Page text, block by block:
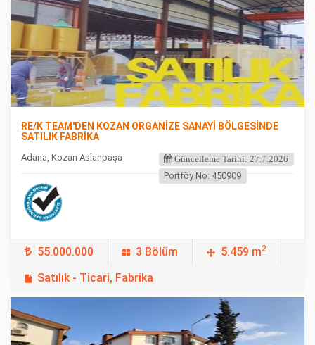
RE/K TEAM'DEN KOZAN ORGANİZE SANAYİ BÖLGESİNDE
SATILIK FABRİKA
Adana, Kozan Aslanpaşa Güncelleme Tarihi: 27.7.2026
Portföy No: 450909
55.000.000 3 Bölüm 5.459 m2
Satılık - Ticari, Fabrika
FEATURED